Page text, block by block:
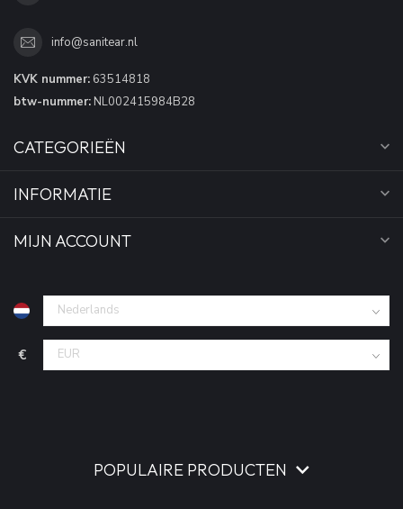
info@sanitear.nl
KVK nummer: 63514818
btw-nummer: NL002415984B28
CATEGORIEËN
INFORMATIE
MIJN ACCOUNT
€
POPULAIRE PRODUCTEN